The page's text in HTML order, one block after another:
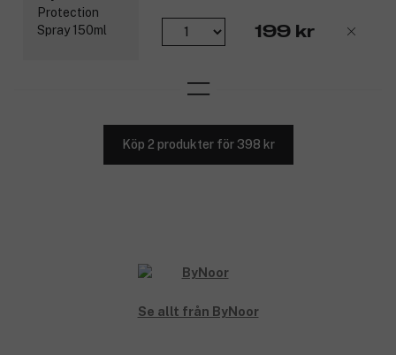
199 kr
Köp 2 produkter för 398 kr
Se allt från ByNoor